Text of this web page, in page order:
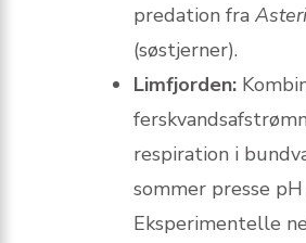
predation fra
(søstjerner).
Limfjorden:
respiration i
sommer presse
Eksperimentelle